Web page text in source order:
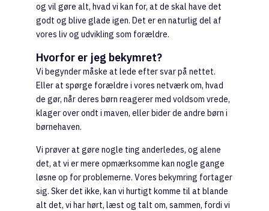
og vil gøre alt, hvad vi kan for, at de skal have det
godt og blive glade igen. Det er en naturlig del af
vores liv og udvikling som forældre.
Hvorfor er jeg bekymret?
Vi begynder måske at lede efter svar på nettet.
Eller at spørge forældre i vores netværk om, hvad
de gør, når deres børn reagerer med voldsom vrede,
klager over ondt i maven, eller bider de andre børn i
børnehaven.
Vi prøver at gøre nogle ting anderledes, og alene
det, at vi er mere opmærksomme kan nogle gange
løsne op for problemerne. Vores bekymring fortager
sig. Sker det ikke, kan vi hurtigt komme til at blande
alt det, vi har hørt, læst og talt om, sammen, fordi vi